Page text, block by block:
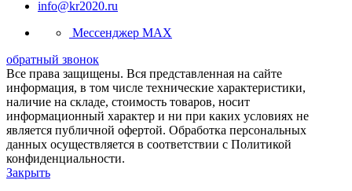
info@kr2020.ru
Мессенджер MAX
обратный звонок
Все права защищены. Вся представленная на сайте
информация, в том числе технические характеристики,
наличие на складе, стоимость товаров, носит
информационный характер и ни при каких условиях не
является публичной офертой. Обработка персональных
данных осуществляется в соответствии с Политикой
конфиденциальности.
Закрыть